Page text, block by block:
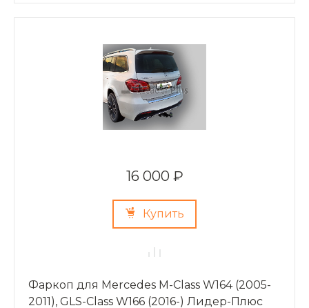
16 000 ₽
Купить
Фаркоп для Mercedes M-Class W164 (2005-
2011), GLS-Class W166 (2016-) Лидер-Плюс